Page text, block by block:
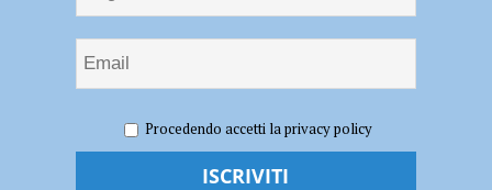
oltre i limiti di legge, bloccati dalla polizia stradale: azienda piacentina
e conducenti nei guai
Procedendo accetti la privacy policy